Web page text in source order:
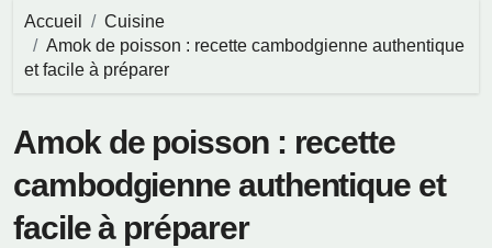
Accueil
Cuisine
Amok de poisson : recette cambodgienne authentique
et facile à préparer
Amok de poisson : recette
cambodgienne authentique et
facile à préparer